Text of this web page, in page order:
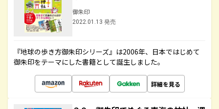
御朱印
2022.01.13 発売
『地球の歩き方御朱印シリーズ』は2006年、日本ではじめて
御朱印をテーマにした書籍として誕生しました。
詳細を見る